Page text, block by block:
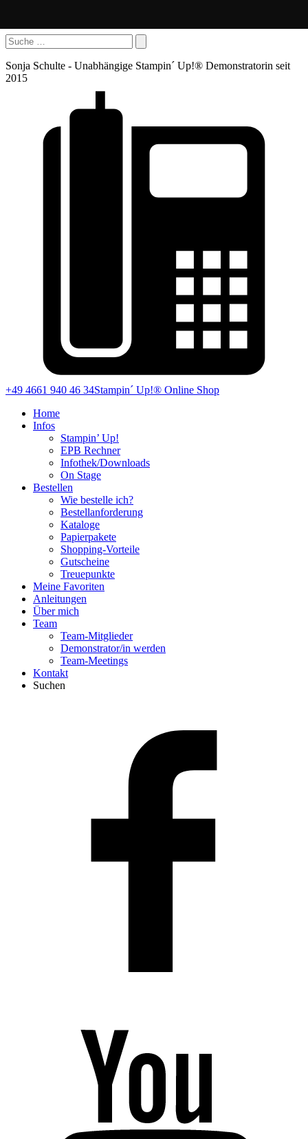
Sonja Schulte - Unabhängige Stampin´ Up!® Demonstratorin seit
2015
+49 4661 940 46 34Stampin´ Up!® Online Shop
Home
Infos
Stampin’ Up!
EPB Rechner
Infothek/Downloads
On Stage
Bestellen
Wie bestelle ich?
Bestellanforderung
Kataloge
Papierpakete
Shopping-Vorteile
Gutscheine
Treuepunkte
Meine Favoriten
Anleitungen
Über mich
Team
Team-Mitglieder
Demonstrator/in werden
Team-Meetings
Kontakt
Suchen